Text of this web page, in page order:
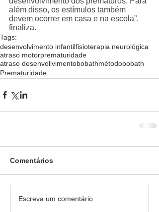
além disso, os estímulos também
devem ocorrer em casa e na escola”,
finaliza.
Tags:
desenvolvimento infantilfisioterapia neurológica
atraso motorprematuridade
atraso desenvolivimentobobathmétodobobath
Prematuridade
Comentários
Escreva um comentário